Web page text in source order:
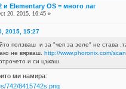
и Elementary OS = много лаг
20, 2015, 16:45 »
2015, 15:27
ползваш и за "чеп за зеле" не става
не вярваш.http://www.phoronix.com/
и си цъкаш.
ми намира:
742/8415742s.png